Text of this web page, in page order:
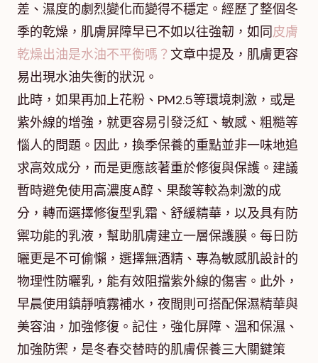
差、濕度的劇烈變化而變得不穩定。經歷了整個冬
季的乾燥，肌膚屏障早已不如以往強韌，如同皮膚
乾燥出油是水油不平衡嗎？ 文章中提及，肌膚更容
易出現水油失衡的狀況。
此時，如果再加上花粉、PM2.5等環境刺激，或是
紫外線的增強，就更容易引發泛紅、敏感、粗糙等
惱人的問題。因此，換季保養的重點並非一味地追
求高效成分，而是更應該著重於修復與保護。建議
暫時避免使用高濃度A醇、果酸等較為刺激的成
分，轉而選擇修復型乳霜、舒緩精華，以及具有防
禦功能的乳液，幫助肌膚建立一層保護膜。每日防
曬更是不可偷懶，選擇無酒精、專為敏感肌設計的
物理性防曬乳，能有效阻擋紫外線的傷害。此外，
早晨使用鎮靜噴霧補水，夜間則可搭配保濕精華與
美容油，加強修復。記住，強化屏障、溫和保濕、
加強防禦，是冬春交替時的肌膚保養三大關鍵策